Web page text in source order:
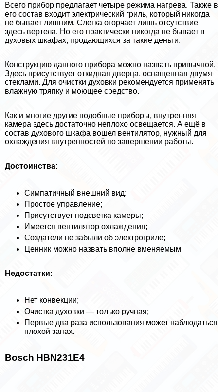
Всего прибор предлагает четыре режима нагрева. Также в
его состав входит электрический гриль, который никогда
не бывает лишним. Слегка огорчает лишь отсутствие
здесь вертела. Но его пpaктически никогда не бывает в
духовых шкафах, продающихся за такие деньги.
Конструкцию данного прибора можно назвать привычной.
Здесь присутствует откидная дверца, оснащенная двумя
стеклами. Для очистки духовки рекомендуется применять
влажную тряпку и моющее средство.
Как и многие другие подобные приборы, внутренняя
камера здесь достаточно неплохо освещается. А ещё в
состав духового шкафа вошел вентилятор, нужный для
охлаждения внутренностей по завершении работы.
Достоинства:
Симпатичный внешний вид;
Простое управление;
Присутствует подсветка камеры;
Имеется вентилятор охлаждения;
Создатели не забыли об электрогриле;
Ценник можно назвать вполне вменяемым.
Недостатки:
Нет конвекции;
Очистка духовки — только ручная;
Первые два раза использования может наблюдаться
плохой запах.
Bosch HBN231E4